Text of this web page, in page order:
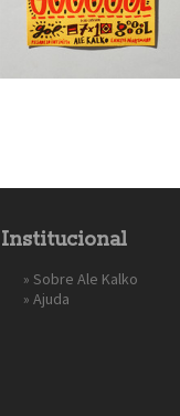
Institucional
» Sobre Ale Kalko
» Ajuda